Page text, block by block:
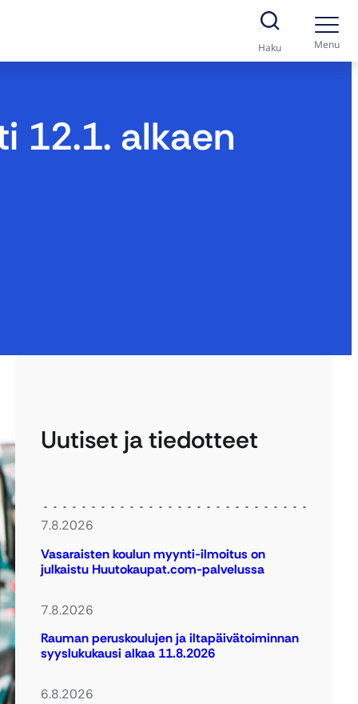
Haku Menu
12.1. alkaen
Uutiset ja tiedotteet
7.8.2026
Vasaraisten koulun myynti-ilmoitus on
julkaistu Huutokaupat.com-palvelussa
7.8.2026
Rauman peruskoulujen ja iltapäivätoiminnan
syyslukukausi alkaa 11.8.2026
6.8.2026